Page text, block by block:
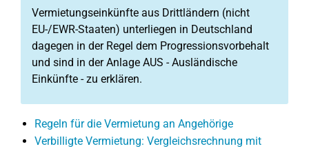
Vermietungseinkünfte aus Drittländern (nicht
EU-/EWR-Staaten) unterliegen in Deutschland
dagegen in der Regel dem Progressionsvorbehalt
und sind in der Anlage AUS - Ausländische
Einkünfte - zu erklären.
Regeln für die Vermietung an Angehörige
Verbilligte Vermietung: Vergleichsrechnung mit